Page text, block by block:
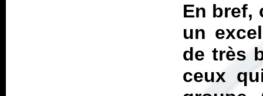
En bref,
un
de très
ceux